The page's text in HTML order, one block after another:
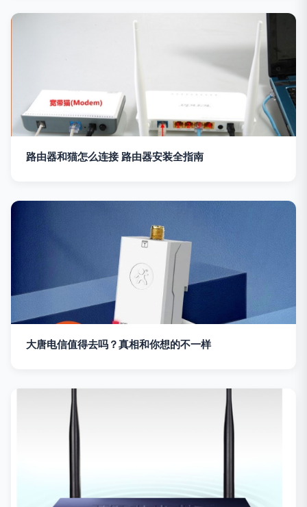
路由器和猫怎么连接 路由器安装全指南
大唐电信值得去吗？真相和你想的不一样